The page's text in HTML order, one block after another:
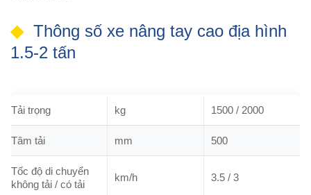
Thông số xe nâng tay cao địa hình
1.5-2 tấn
Tải trọng kg 1500 / 2000
Tâm tải mm 500
Tốc độ di chuyển
không tải / có tải
km/h 3.5 / 3